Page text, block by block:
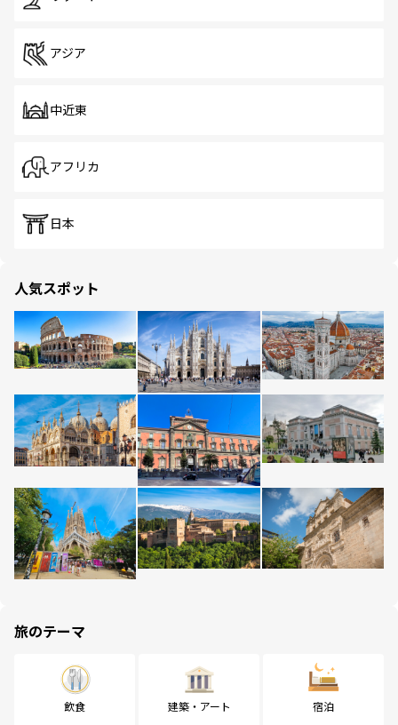
アジア
中近東
アフリカ
日本
人気スポット
旅のテーマ
飲食 建築・アート 宿泊